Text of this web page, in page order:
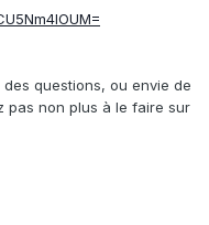
questions, ou envie de
pas non plus à le faire sur